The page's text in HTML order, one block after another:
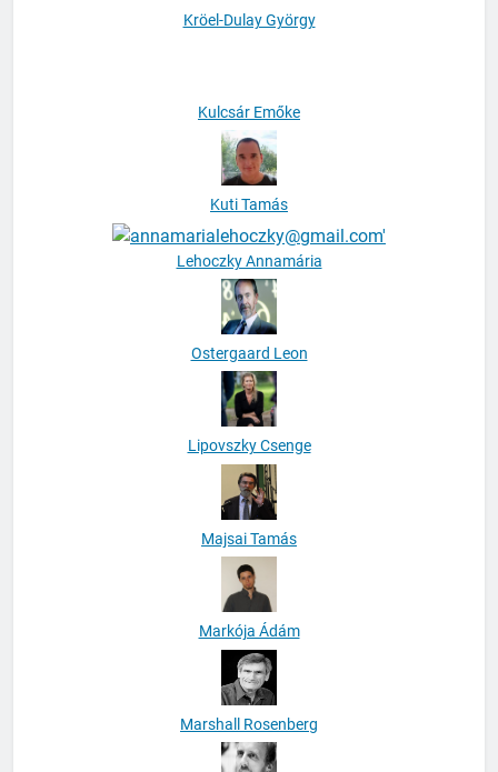
Kulcsár Emőke
Kuti Tamás
Lehoczky Annamária
Ostergaard Leon
Lipovszky Csenge
Majsai Tamás
Markója Ádám
Marshall Rosenberg